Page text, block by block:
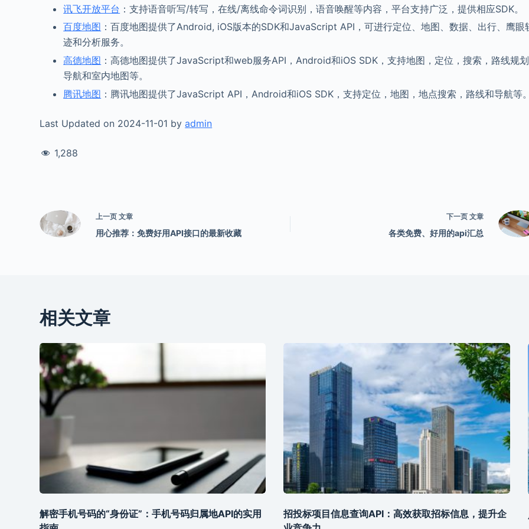
讯飞开放平台 ：支持语音听写/转写，在线/离线命令词识别，语音唤醒等内容，平台支持广泛，提供相应SDK。
百度地图 ：百度地图提供了Android, iOS版本的SDK和JavaScript API，可进行定位、地图、数据、出行、鹰眼
迹和分析服务。
高德地图 ：高德地图提供了JavaScript和web服务API，Android和iOS SDK，支持地图，定位，搜索，路线规划
导航和室内地图等。
腾讯地图 ：腾讯地图提供了JavaScript API，Android和iOS SDK，支持定位，地图，地点搜索，路线和导航等。
Last Updated on 2024-11-01 byadmin
1,288
上一页文章
用心推荐：免费好用API接口的最新收藏
下一页 文章
各类免费、好用的api汇总
相关文章
解密手机号码的“身份证”：手机号码归属地API的实用
招投标项目信息查询API：高效获取招标信息，提升企